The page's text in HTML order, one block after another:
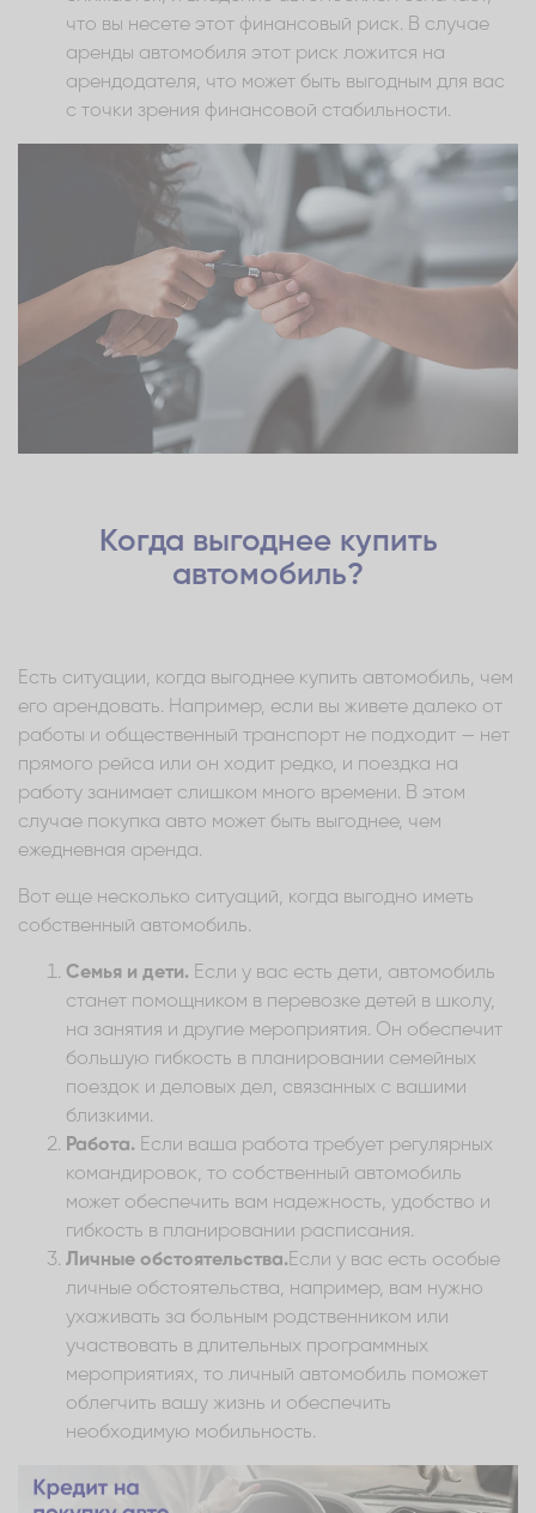
что вы несете этот финансовый риск. В случае
аренды автомобиля этот риск ложится на
арендодателя, что может быть выгодным для вас
с точки зрения финансовой стабильности.
Когда выгоднее купить
автомобиль?
Есть ситуации, когда выгоднее купить автомобиль, чем
его арендовать. Например, если вы живете далеко от
работы и общественный транспорт не подходит — нет
прямого рейса или он ходит редко, и поездка на
работу занимает слишком много времени. В этом
случае покупка авто может быть выгоднее, чем
ежедневная аренда.
Вот еще несколько ситуаций, когда выгодно иметь
собственный автомобиль.
Семья и дети. Если у вас есть дети, автомобиль
станет помощником в перевозке детей в школу,
на занятия и другие мероприятия. Он обеспечит
большую гибкость в планировании семейных
поездок и деловых дел, связанных с вашими
близкими.
Работа. Если ваша работа требует регулярных
командировок, то собственный автомобиль
может обеспечить вам надежность, удобство и
гибкость в планировании расписания.
Личные обстоятельства.Если у вас есть особые
личные обстоятельства, например, вам нужно
ухаживать за больным родственником или
участвовать в длительных программных
мероприятиях, то личный автомобиль поможет
облегчить вашу жизнь и обеспечить
необходимую мобильность.